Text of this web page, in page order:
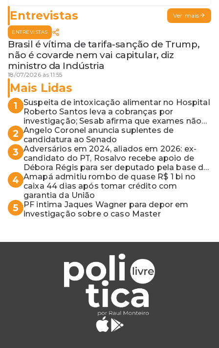
Entrevistas Ver mais
ENTREVISTAS
Brasil é vítima de tarifa-sanção de Trump,
não é covarde nem vai capitular, diz
ministro da Indústria
18/07/2026 às 11:55
Mais Lidas
1
Suspeita de intoxicação alimentar no Hospital
Roberto Santos leva a cobranças por
investigação; Sesab afirma que exames não
apontaram contaminação
2 Angelo Coronel anuncia suplentes de
candidatura ao Senado
3 Adversários em 2024, aliados em 2026: ex-
candidato do PT, Rosalvo recebe apoio de
Débora Régis para ser deputado pela base de
ACM Neto
4 Amapá admitiu rombo de quase R$ 1 bi no
caixa 44 dias após tomar crédito com
garantia da União
5
PF intima Jaques Wagner para depor em
investigação sobre o caso Master